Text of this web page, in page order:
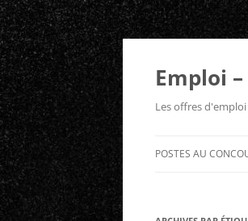
Aller
Emploi
Les offres
POSTES AU